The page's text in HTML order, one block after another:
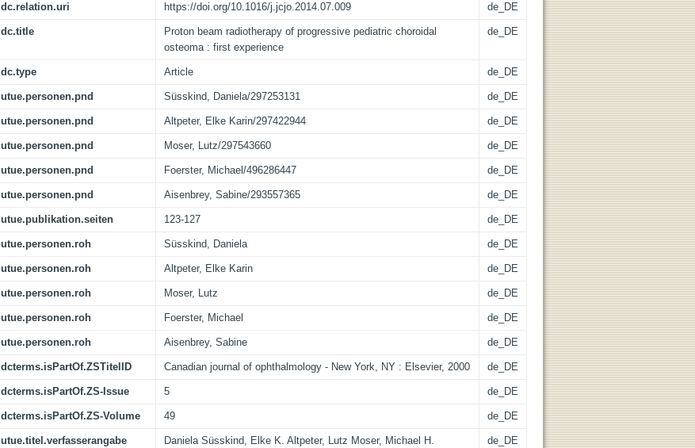
dc.relation.uri https://doi.org/10.1016/j.jcjo.2014.07.009 de_DE
dc.title
Proton beam radiotherapy of progressive pediatric choroidal
osteoma : first experience
de_DE
dc.type Article de_DE
utue.personen.pnd Süsskind, Daniela/297253131 de_DE
utue.personen.pnd Altpeter, Elke Karin/297422944 de_DE
utue.personen.pnd Moser, Lutz/297543660 de_DE
utue.personen.pnd Foerster, Michael/496286447 de_DE
utue.personen.pnd Aisenbrey, Sabine/293557365 de_DE
utue.publikation.seiten 123-127 de_DE
utue.personen.roh Süsskind, Daniela de_DE
utue.personen.roh Altpeter, Elke Karin de_DE
utue.personen.roh Moser, Lutz de_DE
utue.personen.roh Foerster, Michael de_DE
utue.personen.roh Aisenbrey, Sabine de_DE
dcterms.isPartOf.ZSTitelID Canadian journal of ophthalmology - New York, NY : Elsevier, 2000 de_DE
dcterms.isPartOf.ZS-Issue 5 de_DE
dcterms.isPartOf.ZS-Volume 49 de_DE
utue.titel.verfasserangabe
Daniela Süsskind, Elke K. Altpeter, Lutz Moser, Michael H.
de_DE